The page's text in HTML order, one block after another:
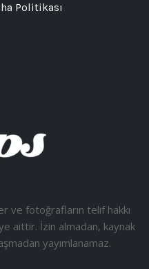
ve fotoğrafların telif hakkı
aittir. İzin almadan, kaynak
yayımlanamaz.
Politikası